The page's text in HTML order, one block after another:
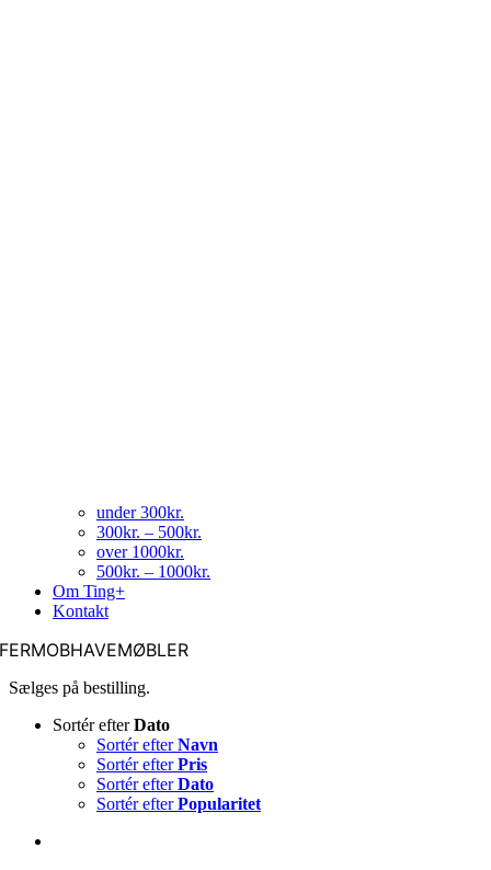
under 300kr.
300kr. – 500kr.
over 1000kr.
500kr. – 1000kr.
Om Ting+
Kontakt
FERMOBHAVEMØBLER
Sælges på bestilling.
Sortér efterDato
Sortér efterNavn
Sortér efterPris
Sortér efterDato
Sortér efterPopularitet